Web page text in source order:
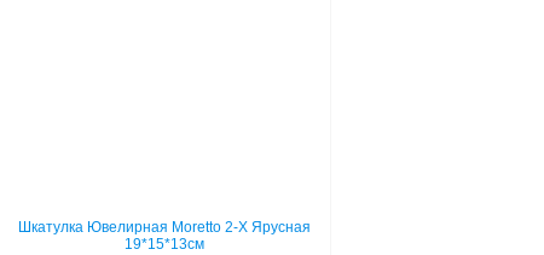
Шкатулка Ювелирная Moretto 2-Х Ярусная
19*15*13см